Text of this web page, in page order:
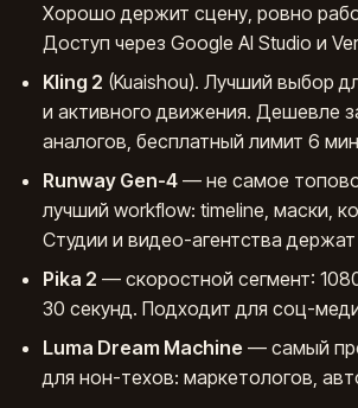
Хорошо держит сцену, ровно
Доступ через Google AI Studio и
Kling 2 (Kuaishou). Лучший выбор
и активного движения. Дешевле
аналогов, бесплатный лимит 6
Runway Gen-4 — не самое
лучший workflow: timeline, маски,
Студии и видео-агентства
Pika 2 — скоростной сегмент:
30 секунд. Подходит для соц-
Luma Dream Machine — самый
для нон-техов: маркетологов,